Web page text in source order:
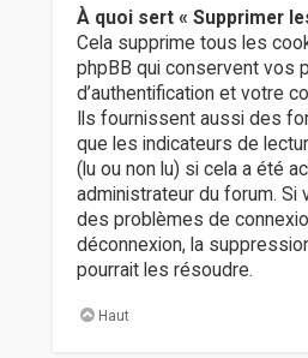
À quoi sert « Supprimer
Cela supprime tous les
phpBB qui conservent vos
d’authentification et votre
Ils fournissent aussi des
que les indicateurs de
(lu ou non lu) si cela a été
administrateur du forum. Si
des problèmes de
déconnexion, la
pourrait les résoudre.
Haut